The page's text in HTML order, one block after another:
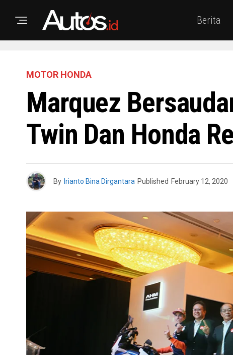
Berita
MOTOR HONDA
Marquez
Twin Dan Honda
By Irianto Bina Dirgantara Published February 12, 2020